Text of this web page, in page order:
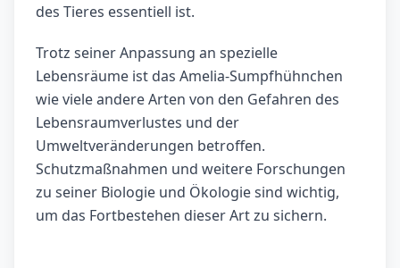
des Tieres essentiell ist.
Trotz seiner Anpassung an spezielle
Lebensräume ist das Amelia-Sumpfhühnchen
wie viele andere Arten von den Gefahren des
Lebensraumverlustes und der
Umweltveränderungen betroffen.
Schutzmaßnahmen und weitere Forschungen
zu seiner Biologie und Ökologie sind wichtig,
um das Fortbestehen dieser Art zu sichern.